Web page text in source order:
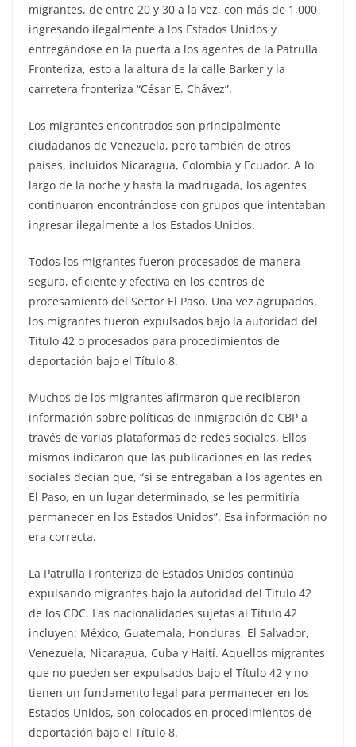
migrantes, de entre 20 y 30 a la vez, con más de 1,000
ingresando ilegalmente a los Estados Unidos y
entregándose en la puerta a los agentes de la Patrulla
Fronteriza, esto a la altura de la calle Barker y la
carretera fronteriza “César E. Chávez”.
Los migrantes encontrados son principalmente
ciudadanos de Venezuela, pero también de otros
países, incluidos Nicaragua, Colombia y Ecuador. A lo
largo de la noche y hasta la madrugada, los agentes
continuaron encontrándose con grupos que intentaban
ingresar ilegalmente a los Estados Unidos.
Todos los migrantes fueron procesados de manera
segura, eficiente y efectiva en los centros de
procesamiento del Sector El Paso. Una vez agrupados,
los migrantes fueron expulsados bajo la autoridad del
Título 42 o procesados para procedimientos de
deportación bajo el Título 8.
Muchos de los migrantes afirmaron que recibieron
información sobre políticas de inmigración de CBP a
través de varias plataformas de redes sociales. Ellos
mismos indicaron que las publicaciones en las redes
sociales decían que, “si se entregaban a los agentes en
El Paso, en un lugar determinado, se les permitiría
permanecer en los Estados Unidos”. Esa información no
era correcta.
La Patrulla Fronteriza de Estados Unidos continúa
expulsando migrantes bajo la autoridad del Título 42
de los CDC. Las nacionalidades sujetas al Título 42
incluyen: México, Guatemala, Honduras, El Salvador,
Venezuela, Nicaragua, Cuba y Haití. Aquellos migrantes
que no pueden ser expulsados bajo el Título 42 y no
tienen un fundamento legal para permanecer en los
Estados Unidos, son colocados en procedimientos de
deportación bajo el Título 8.